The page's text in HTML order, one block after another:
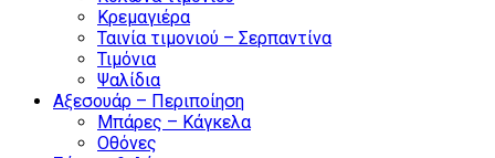
Κρεμαγιέρα
Ταινία τιμονιού – Σερπαντίνα
Τιμόνια
Ψαλίδια
Αξεσουάρ – Περιποίηση
Μπάρες – Κάγκελα
Οθόνες